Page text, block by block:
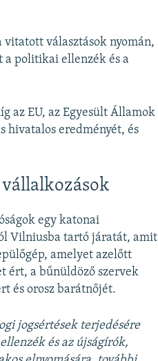
választások nyomán,
politikai ellenzék és a
az EU, az Egyesült Államok
hivatalos eredményét, és
egy katonai
Vilniusba tartó járatát, amit
amelyet azelőtt
ért, a bűnüldöző szervek
és orosz barátnőjét.
jogsértések terjedésére
és az újságírók,